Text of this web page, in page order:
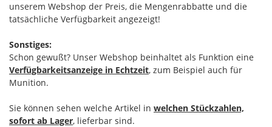
unserem Webshop der Preis, die Mengenrabbatte und die
tatsächliche Verfügbarkeit angezeigt!
Sonstiges:
Schon gewußt? Unser Webshop beinhaltet als Funktion eine
Verfügbarkeitsanzeige in Echtzeit, zum Beispiel auch für
Munition.
Sie können sehen welche Artikel in welchen Stückzahlen,
sofort ab Lager, lieferbar sind.